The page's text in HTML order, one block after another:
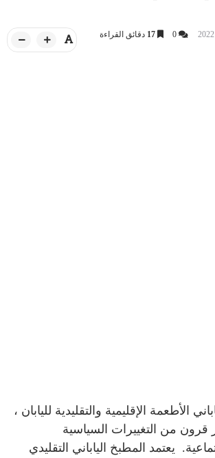
0
17 دقائق القراءة
الأطعمة الإقليمية والتقليدية لليابان ،
من التغييرات السياسية
يعتمد المطبخ الياباني التقليدي